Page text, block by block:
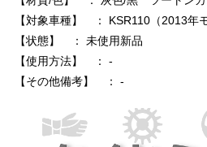
【対象車種】 ： KSR110（2013年
【状態】 ： 未使用新品
【使用方法】 ： -
【その他備考】 ： -